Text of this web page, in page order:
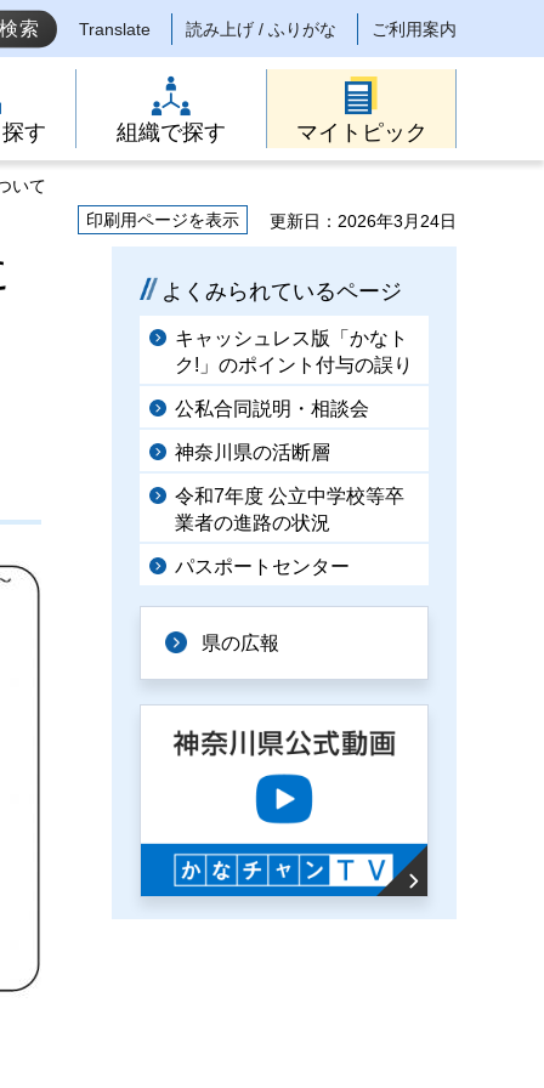
Translate 読み上げ / ふりがな ご利用案内
す 組織で探す マイトピック
いて
印刷用ページを表示
更新日：2026年3月24日
よくみられているページ
キャッシュレス版「かなト
ク!」のポイント付与の誤り
公私合同説明・相談会
神奈川県の活断層
令和7年度 公立中学校等卒
業者の進路の状況
パスポートセンター
県の広報